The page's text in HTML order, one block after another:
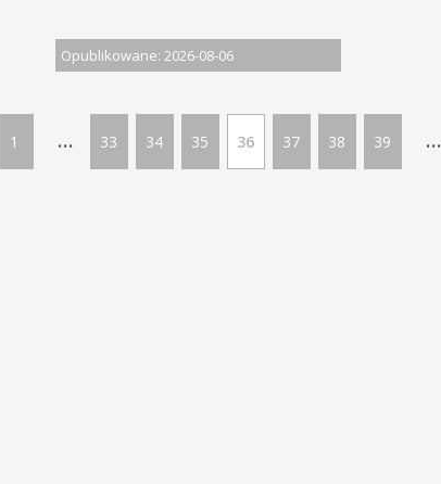
Opublikowane: 2026-08-06
1 ... 33 34 35 36 37 38 39 ...